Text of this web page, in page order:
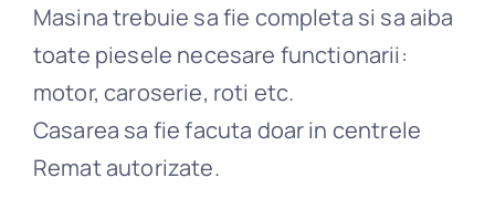
Masina trebuie sa fie completa si sa aiba
toate piesele necesare functionarii:
motor, caroserie, roti etc.
Casarea sa fie facuta doar in centrele
Remat autorizate.